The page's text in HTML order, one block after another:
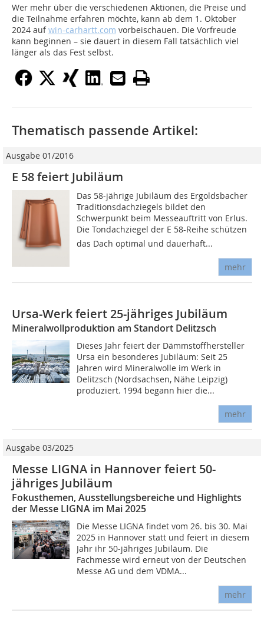
Wer mehr über die verschiedenen Aktionen, die Preise und
die Teilnahme erfahren möchte, kann ab dem 1. Oktober
2024 aufwin-carhartt.com vorbeischauen. Die Vorfreude
kann beginnen – sie dauert in diesem Fall tatsächlich viel
länger als das Fest selbst.
Thematisch passende Artikel:
Ausgabe 01/2016
E 58 feiert Jubiläum
Das 58-jährige Jubiläum des Ergoldsbacher
Traditionsdachziegels bildet den
Schwerpunkt beim Messeauftritt von Erlus.
Die Tondachziegel der E 58-Reihe schützen
das Dach optimal und dauerhaft...
mehr
Ursa-Werk feiert 25-jähriges Jubiläum
Mineralwollproduktion am Standort Delitzsch
Dieses Jahr feiert der Dämmstoffhersteller
Ursa ein besonderes Jubiläum: Seit 25
Jahren wird Mineralwolle im Werk in
Delitzsch (Nordsachsen, Nähe Leipzig)
produziert. 1994 begann hier die...
mehr
Ausgabe 03/2025
Messe LIGNA in Hannover feiert 50-
jähriges Jubiläum
Fokusthemen, Ausstellungsbereiche und Highlights
der Messe LIGNA im Mai 2025
Die Messe LIGNA findet vom 26. bis 30. Mai
2025 in Hannover statt und feiert in diesem
Jahr ihr 50-jähriges Jubiläum. Die
Fachmesse wird erneut von der Deutschen
Messe AG und dem VDMA...
mehr